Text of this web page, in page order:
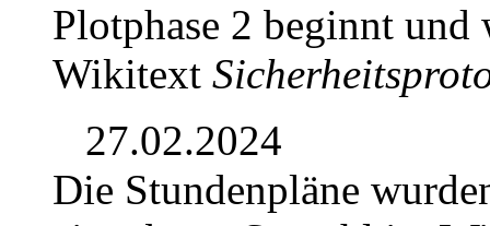
Plotphase 2 beginnt und
Wikitext
27.02.2024
Die Stundenpläne